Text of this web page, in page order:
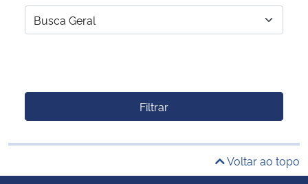
Filtrar
Voltar ao topo